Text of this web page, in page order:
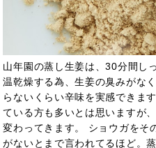
山年園の蒸し生姜は、30分間し
温乾燥する為、生姜の臭みがな
らないくらい辛味を実感できま
ている方も多いとは思いますが
変わってきます。 ショウガをそ
がないとまで言われてるほど。